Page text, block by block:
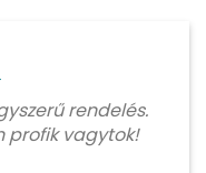
rendelés.
profik vagytok!